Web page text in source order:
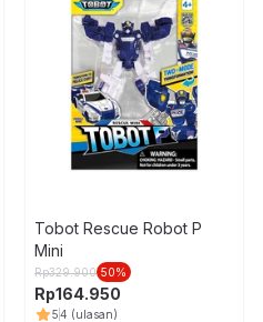
Tobot Rescue Robot P
Mini
Rp329.900 50%
Rp164.950
54 (ulasan)